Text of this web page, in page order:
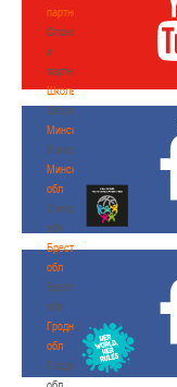
партнеры
Спонсоры
и
партнеры
Школы
Школы
Минск
Минск
Минская
обл
Минская
обл
Брестская
обл
Брестская
обл
Гродненская
обл
Гродненская
обл